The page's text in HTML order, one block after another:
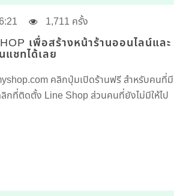
1,711 ครั้ง
เพื่อสร้างหน้าร้านออนไลน์และ
แชทได้เลย
คลิกปุ่มเปิดร้านฟรี สำหรับคนที่มี
กที่ติดตั้ง Line Shop ส่วนคนที่ยังไม่มีให้ไป